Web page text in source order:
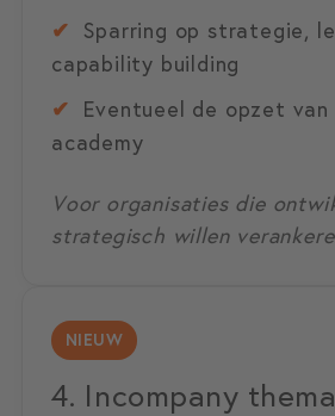
✔ Sparring op strategie,
capability building
✔ Eventueel de opzet
academy
Voor organisaties die
strategisch willen
NIEUW
4. Incompany